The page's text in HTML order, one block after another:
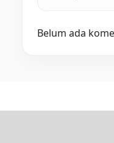
Belum ada